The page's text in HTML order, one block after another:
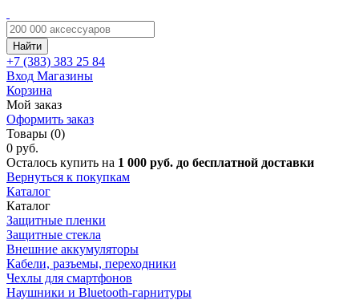
Найти
+7 (383) 383 25 84
Вход Магазины
Корзина
Мой заказ
Оформить заказ
Товары (0)
0 руб.
Осталось купить на 1 000 руб. до бесплатной доставки
Вернуться к покупкам
Каталог
Каталог
Защитные пленки
Защитные стекла
Внешние аккумуляторы
Кабели, разъемы, переходники
Чехлы для смартфонов
Наушники и Bluetooth-гарнитуры